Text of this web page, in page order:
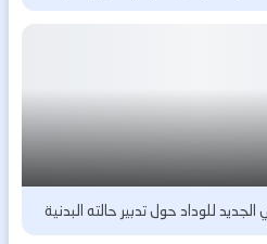
للوداد حول تدبير حالته البدنية